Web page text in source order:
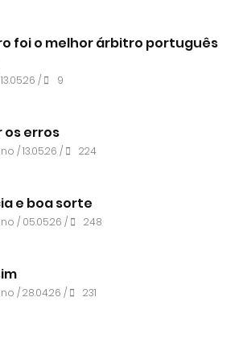
foi o melhor árbitro português
/ 9
os erros
/ 13.05.26 / 224
e boa sorte
/ 05.05.26 / 248
/ 28.04.26 / 231